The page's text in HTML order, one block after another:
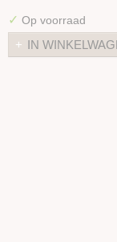
✓ Op voorraad
IN